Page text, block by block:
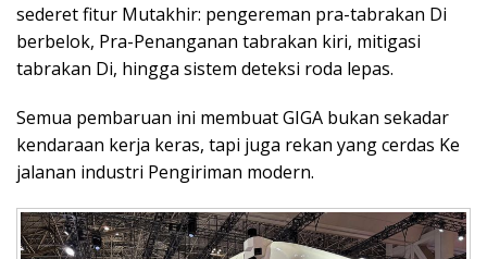
sederet fitur Mutakhir: pengereman pra-tabrakan Di
berbelok, Pra-Penanganan tabrakan kiri, mitigasi
tabrakan Di, hingga sistem deteksi roda lepas.
Semua pembaruan ini membuat GIGA bukan sekadar
kendaraan kerja keras, tapi juga rekan yang cerdas Ke
jalanan industri Pengiriman modern.